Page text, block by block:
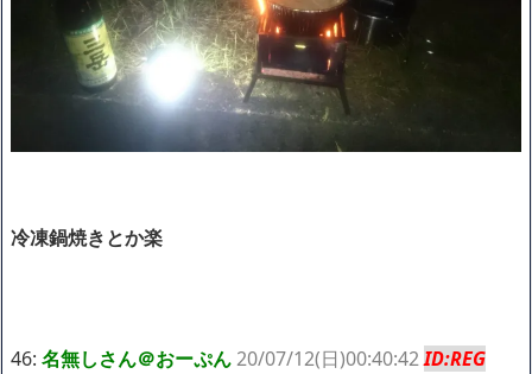
冷凍鍋焼きとか楽
46: 名無しさん＠おーぷん20/07/12(日)00:40:42ID:REG